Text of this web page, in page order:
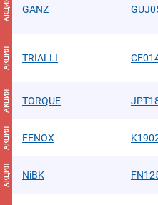
АКЦИЯ GANZ
АКЦИЯ TRIALLI
АКЦИЯ TORQUE
АКЦИЯ FENOX
АКЦИЯ NiBK